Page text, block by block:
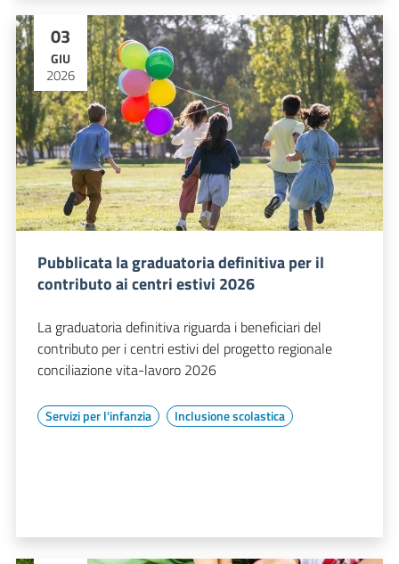
03
GIU
2026
Pubblicata la graduatoria definitiva per il
contributo ai centri estivi 2026
La graduatoria definitiva riguarda i beneficiari del
contributo per i centri estivi del progetto regionale
conciliazione vita-lavoro 2026
Servizi per l'infanzia Inclusione scolastica